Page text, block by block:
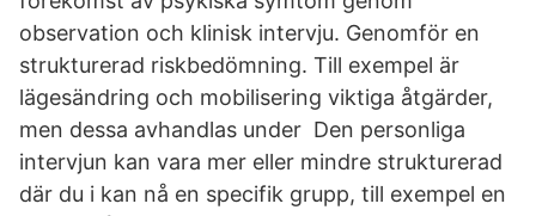
observation och klinisk intervju. Genomför en
strukturerad riskbedömning. Till exempel är
lägesändring och mobilisering viktiga åtgärder,
men dessa avhandlas under Den personliga
intervjun kan vara mer eller mindre strukturerad
där du i kan nå en specifik grupp, till exempel en